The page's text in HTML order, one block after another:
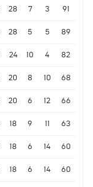
28 7 3 91
28 5 5 89
24 10 4 82
20 8 10 68
20 6 12 66
18 9 11 63
18 6 14 60
18 6 14 60